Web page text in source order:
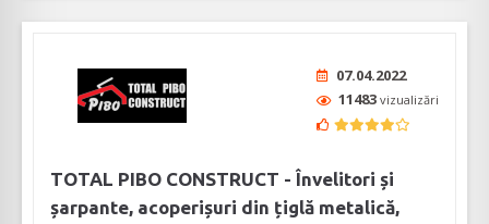
07.04.2022
11483 vizualizări
TOTAL PIBO CONSTRUCT - Învelitori și
șarpante, acoperișuri din țiglă metalică,